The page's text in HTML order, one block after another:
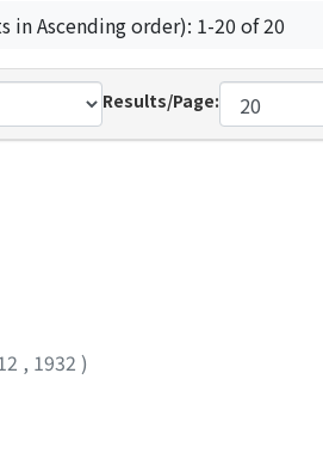
Ascending order): 1-20 of 20
Results/Page:
, 1932 )